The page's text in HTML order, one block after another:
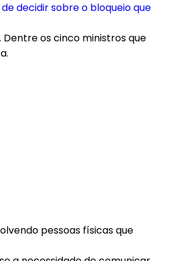
decidir sobre o bloqueio que
. Dentre os cinco ministros que
pessoas físicas que